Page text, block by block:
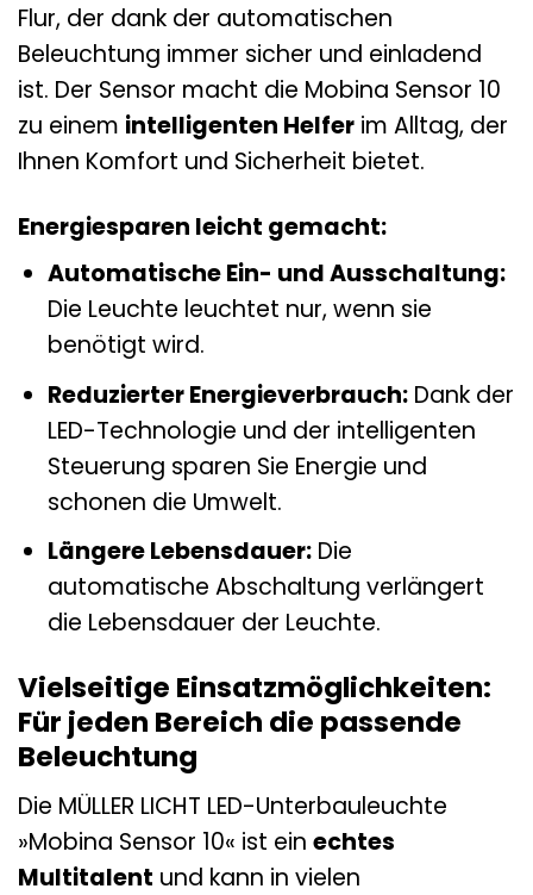
Flur, der dank der automatischen
Beleuchtung immer sicher und einladend
ist. Der Sensor macht die Mobina Sensor 10
zu einem intelligenten Helfer im Alltag, der
Ihnen Komfort und Sicherheit bietet.
Energiesparen leicht gemacht:
Automatische Ein- und Ausschaltung:
Die Leuchte leuchtet nur, wenn sie
benötigt wird.
Reduzierter Energieverbrauch:Dank der
LED-Technologie und der intelligenten
Steuerung sparen Sie Energie und
schonen die Umwelt.
Längere Lebensdauer:Die
automatische Abschaltung verlängert
die Lebensdauer der Leuchte.
Vielseitige Einsatzmöglichkeiten:
Für jeden Bereich die passende
Beleuchtung
Die MÜLLER LICHT LED-Unterbauleuchte
»Mobina Sensor 10« ist ein echtes
Multitalent und kann in vielen